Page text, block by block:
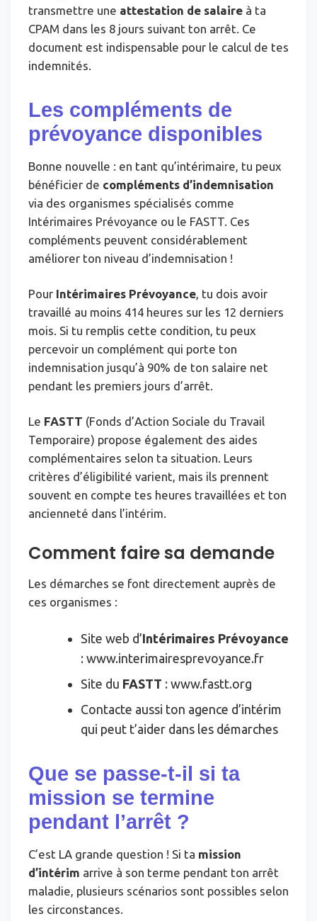
transmettre une attestation de salaire à ta
CPAM dans les 8 jours suivant ton arrêt. Ce
document est indispensable pour le calcul de tes
indemnités.
Les compléments de
prévoyance disponibles
Bonne nouvelle : en tant qu’intérimaire, tu peux
bénéficier de compléments d’indemnisation
via des organismes spécialisés comme
Intérimaires Prévoyance ou le FASTT. Ces
compléments peuvent considérablement
améliorer ton niveau d’indemnisation !
Pour Intérimaires Prévoyance, tu dois avoir
travaillé au moins 414 heures sur les 12 derniers
mois. Si tu remplis cette condition, tu peux
percevoir un complément qui porte ton
indemnisation jusqu’à 90% de ton salaire net
pendant les premiers jours d’arrêt.
Le FASTT (Fonds d’Action Sociale du Travail
Temporaire) propose également des aides
complémentaires selon ta situation. Leurs
critères d’éligibilité varient, mais ils prennent
souvent en compte tes heures travaillées et ton
ancienneté dans l’intérim.
Comment faire sa demande
Les démarches se font directement auprès de
ces organismes :
Site web d’Intérimaires Prévoyance
: www.interimairesprevoyance.fr
Site du FASTT : www.fastt.org
Contacte aussi ton agence d’intérim
qui peut t’aider dans les démarches
Que se passe-t-il si ta
mission se termine
pendant l’arrêt ?
C’est LA grande question ! Si ta mission
d’intérim arrive à son terme pendant ton arrêt
maladie, plusieurs scénarios sont possibles selon
les circonstances.